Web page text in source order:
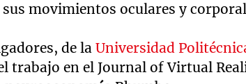
movimientos oculares y
de laUniversidad
trabajo en el Journal of Virtual